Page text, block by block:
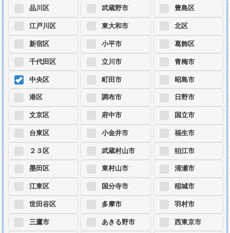
品川区
江戸川区
新宿区
千代田区
中央区
港区
文京区
台東区
２３区
墨田区
江東区
世田谷区
三鷹市
武蔵野市
東大和市
小平市
立川市
町田市
調布市
府中市
小金井市
武蔵村山市
東村山市
国分寺市
多摩市
あきる野市
豊島区
北区
葛飾区
青梅市
昭島市
日野市
国立市
福生市
狛江市
清瀬市
稲城市
羽村市
西東京市